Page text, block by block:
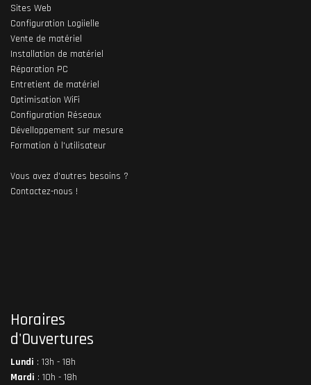
Sites Web
Configuration Logiielle
Vente de matériel
Installation de matériel
Réparation PC
Entretient de matériel
Optimisation WiFi
Configuration Réseaux
Dévelloppement sur mesure
Formation à l'utilisateur
Vous avez d'autres besoins ?
Contactez-nous !
Horaires
d'Ouvertures
Lundi : 13h - 18h
Mardi : 10h - 18h